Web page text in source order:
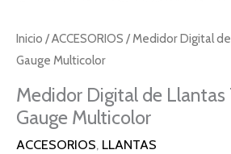
Inicio /ACCESORIOS / Medidor Digital
Gauge Multicolor
Medidor Digital de Llantas
Gauge Multicolor
ACCESORIOS, LLANTAS